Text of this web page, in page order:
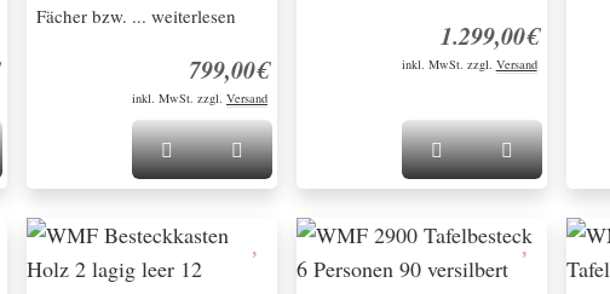
Fächer bzw. ... weiterlesen
799,00€
inkl. MwSt. zzgl. Versand
1.299,00€
inkl. MwSt. zzgl. Versand